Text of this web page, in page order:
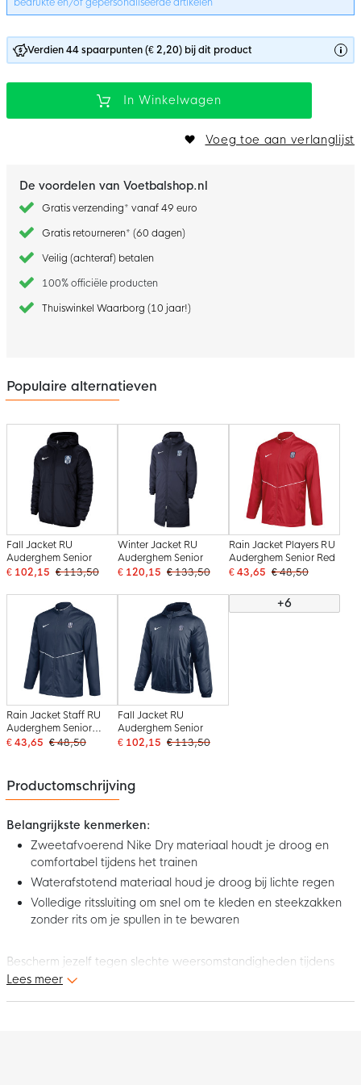
Verdien 44 spaarpunten (€ 2,20) bij dit product
In Winkelwagen
Voeg toe aan verlanglijst
De voordelen van Voetbalshop.nl
Gratis verzending* vanaf 49 euro
Gratis retourneren* (60 dagen)
Veilig (achteraf) betalen
100% officiële producten
Thuiswinkel Waarborg (10 jaar!)
Populaire alternatieven
Fall Jacket RU
Auderghem Senior
€ 102,15 € 113,50
Winter Jacket RU
Auderghem Senior
€ 120,15 € 133,50
Rain Jacket Players RU
Auderghem Senior Red
€ 43,65 € 48,50
Rain Jacket Staff RU
Auderghem Senior
Navy
€ 43,65 € 48,50
Fall Jacket RU
Auderghem Senior
€ 102,15 € 113,50
+6
Productomschrijving
Belangrijkste kenmerken:
Zweetafvoerend Nike Dry materiaal houdt je droog en
comfortabel tijdens het trainen
Waterafstotend materiaal houd je droog bij lichte regen
Volledige ritssluiting om snel om te kleden en steekzakken
zonder rits om je spullen in te bewaren
Bescherm jezelf tegen slechte weersomstandigheden tijdens
het trainen met dit Rain Jacket Players RU Auderghem Senior
Lees meer